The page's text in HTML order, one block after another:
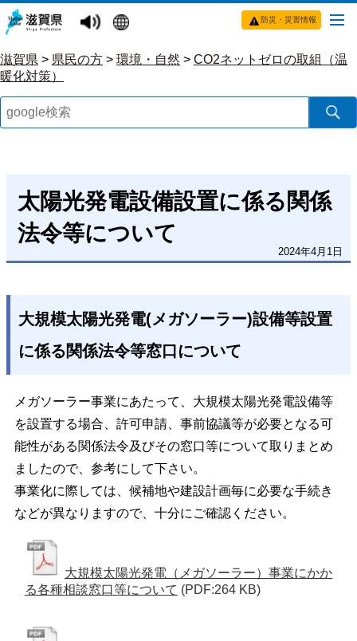
防災・災害情報
滋賀県 > 県民の方 > 環境・自然 > CO2ネットゼロの取組（温
暖化対策）
太陽光発電設備設置に係る関係
法令等について
2024年4月1日
大規模太陽光発電(メガソーラー)設備等設置
に係る関係法令等窓口について
メガソーラー事業にあたって、大規模太陽光発電設備等
を設置する場合、許可申請、事前協議等が必要となる可
能性がある関係法令及びその窓口等について取りまとめ
ましたので、参考にして下さい。
事業化に際しては、候補地や建設計画毎に必要な手続き
などが異なりますので、十分にご確認ください。
大規模太陽光発電（メガソーラー）事業にかか
る各種相談窓口等について (PDF:264 KB)